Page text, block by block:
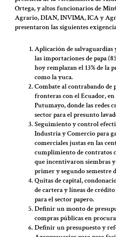
Ortega, y altos funcionarios de
Agrario, DIAN, INVIMA, ICA y
presentaron las siguientes
Aplicación de
las importaciones de papa
hoy remplazan el 13% de la
como la yuca.
Combate al contrabando de
fronteras con el Ecuador,
Putumayo, donde las
sector para el presunto
Seguimiento y control
Industria y Comercio para
comerciales justas en las
cumplimiento de contratos
que incentivaron siembras
primer y segundo semestre
Quitas de capital,
de cartera y líneas de
para el sector papero.
Definir un monto de
compras públicas en
Definir un presupuesto y